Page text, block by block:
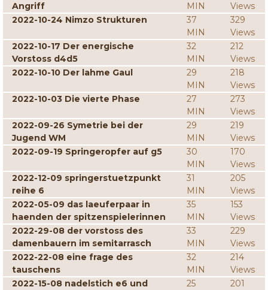
Angriff
MIN
Views
2022-10-24 Nimzo Strukturen
37
MIN
329
Views
2022-10-17 Der energische
Vorstoss d4d5
32
MIN
212
Views
2022-10-10 Der lahme Gaul
29
MIN
218
Views
2022-10-03 Die vierte Phase
27
MIN
273
Views
2022-09-26 Symetrie bei der
Jugend WM
29
MIN
219
Views
2022-09-19 Springeropfer auf g5
30
MIN
170
Views
2022-12-09 springerstuetzpunkt
reihe 6
31
MIN
205
Views
2022-05-09 das laeuferpaar in
haenden der spitzenspielerinnen
35
MIN
153
Views
2022-29-08 der vorstoss des
damenbauern im semitarrasch
33
MIN
229
Views
2022-22-08 eine frage des
tauschens
32
MIN
214
Views
2022-15-08 nadelstich e6 und
25
201